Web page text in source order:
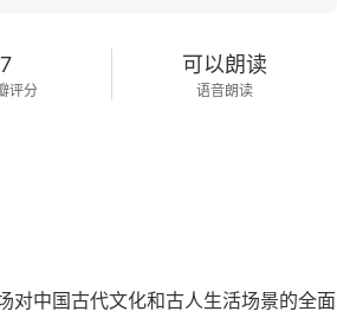
评分
可以朗读
语音朗读
对中国古代文化和古人生活场景的全面